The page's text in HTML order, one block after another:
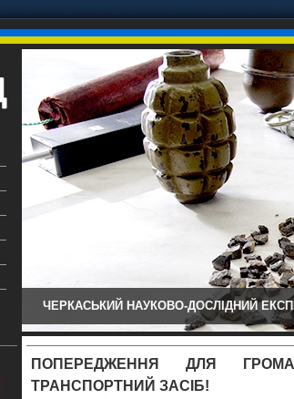
ЧЕРКАСЬКИЙ НАУКОВО-ДОСЛІДНИЙ
ПОПЕРЕДЖЕННЯ ДЛЯ
ТРАНСПОРТНИЙ ЗАСІБ!